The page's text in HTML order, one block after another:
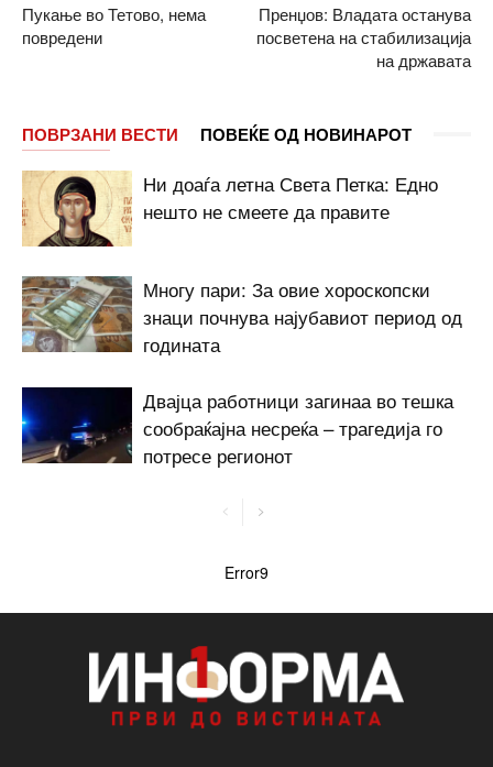
Пукање во Тетово, нема
повредени
Пренџов: Владата останува
посветена на стабилизација
на државата
ПОВРЗАНИ ВЕСТИ ПОВЕЌЕ ОД НОВИНАРОТ
Ни доаѓа летна Света Петка: Едно
нешто не смеете да правите
Многу пари: За овие хороскопски
знаци почнува најубавиот период од
годината
Двајца работници загинаа во тешка
сообраќајна несреќа – трагедија го
потресе регионот
Error9